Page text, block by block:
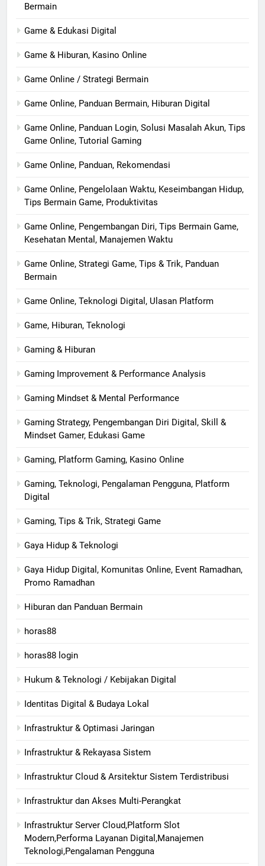
Bermain
Game & Edukasi Digital
Game & Hiburan, Kasino Online
Game Online / Strategi Bermain
Game Online, Panduan Bermain, Hiburan Digital
Game Online, Panduan Login, Solusi Masalah Akun, Tips
Game Online, Tutorial Gaming
Game Online, Panduan, Rekomendasi
Game Online, Pengelolaan Waktu, Keseimbangan Hidup,
Tips Bermain Game, Produktivitas
Game Online, Pengembangan Diri, Tips Bermain Game,
Kesehatan Mental, Manajemen Waktu
Game Online, Strategi Game, Tips & Trik, Panduan
Bermain
Game Online, Teknologi Digital, Ulasan Platform
Game, Hiburan, Teknologi
Gaming & Hiburan
Gaming Improvement & Performance Analysis
Gaming Mindset & Mental Performance
Gaming Strategy, Pengembangan Diri Digital, Skill &
Mindset Gamer, Edukasi Game
Gaming, Platform Gaming, Kasino Online
Gaming, Teknologi, Pengalaman Pengguna, Platform
Digital
Gaming, Tips & Trik, Strategi Game
Gaya Hidup & Teknologi
Gaya Hidup Digital, Komunitas Online, Event Ramadhan,
Promo Ramadhan
Hiburan dan Panduan Bermain
horas88
horas88 login
Hukum & Teknologi / Kebijakan Digital
Identitas Digital & Budaya Lokal
Infrastruktur & Optimasi Jaringan
Infrastruktur & Rekayasa Sistem
Infrastruktur Cloud & Arsitektur Sistem Terdistribusi
Infrastruktur dan Akses Multi-Perangkat
Infrastruktur Server Cloud,Platform Slot
Modern,Performa Layanan Digital,Manajemen
Teknologi,Pengalaman Pengguna